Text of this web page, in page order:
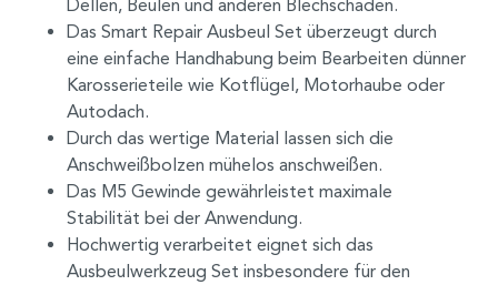
Dellen, Beulen und anderen Blechschäden.
Das Smart Repair Ausbeul Set überzeugt durch
eine einfache Handhabung beim Bearbeiten dünner
Karosserieteile wie Kotflügel, Motorhaube oder
Autodach.
Durch das wertige Material lassen sich die
Anschweißbolzen mühelos anschweißen.
Das M5 Gewinde gewährleistet maximale
Stabilität bei der Anwendung.
Hochwertig verarbeitet eignet sich das
Ausbeulwerkzeug Set insbesondere für den